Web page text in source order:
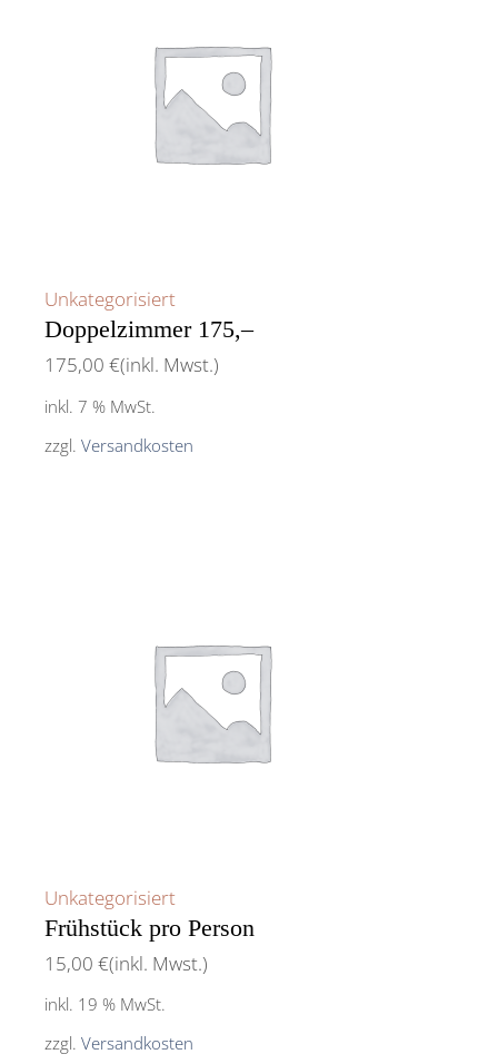
Unkategorisiert
Doppelzimmer 175,–
175,00€(inkl. Mwst.)
inkl. 7 % MwSt.
zzgl.Versandkosten
Unkategorisiert
Frühstück pro Person
15,00€(inkl. Mwst.)
inkl. 19 % MwSt.
zzgl.Versandkosten